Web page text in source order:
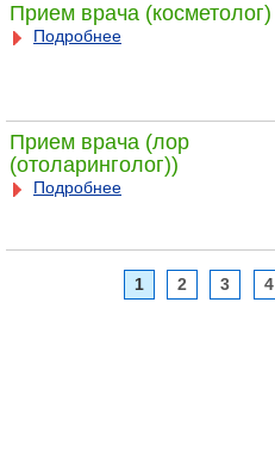
Прием врача (косметолог)
Подробнее
Прием врача (лор
(отоларинголог))
Подробнее
1 2 3 4